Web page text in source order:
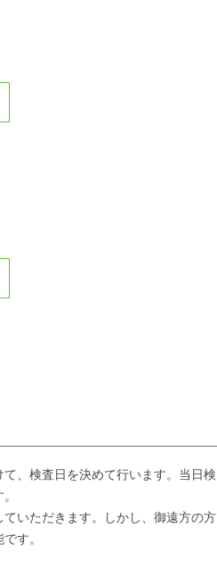
、検査日を決めて行います。当日検
いただきます。しかし、御遠方の方
す。